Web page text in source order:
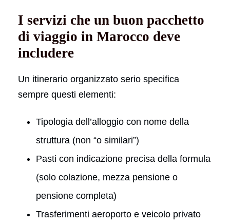
I servizi che un buon pacchetto
di viaggio in Marocco deve
includere
Un itinerario organizzato serio specifica
sempre questi elementi:
Tipologia dell’alloggio con nome della
struttura (non “o similari”)
Pasti con indicazione precisa della formula
(solo colazione, mezza pensione o
pensione completa)
Trasferimenti aeroporto e veicolo privato